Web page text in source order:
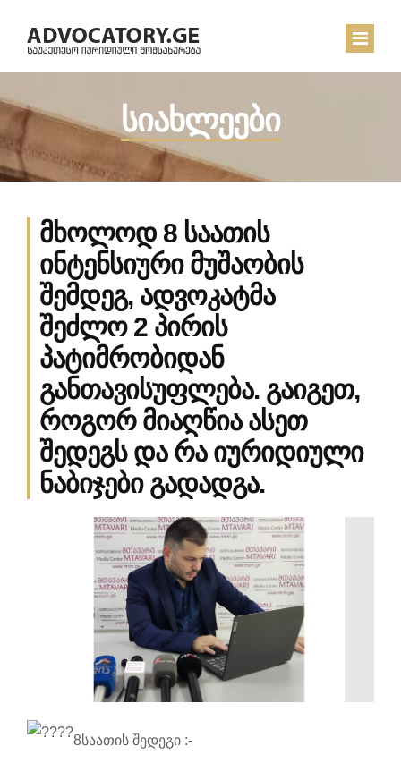
ᲛᲗᲐᲕᲐᲠᲘ
ᲩᲔᲛ ᲨᲔᲡᲐᲮᲔᲑ
ᲙᲝᲜᲢᲐᲥᲢᲘ
სიახლეები
მხოლოდ 8 საათის
ინტენსიური მუშაობის
შემდეგ, ადვოკატმა
შეძლო 2 პირის
პატიმრობიდან
განთავისუფლება. გაიგეთ,
როგორ მიაღწია ასეთ
შედეგს და რა იურიდიული
ნაბიჯები გადადგა.
8საათის შედეგი :-